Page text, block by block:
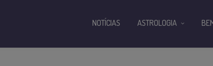
NOTÍCIAS ASTROLOGIA